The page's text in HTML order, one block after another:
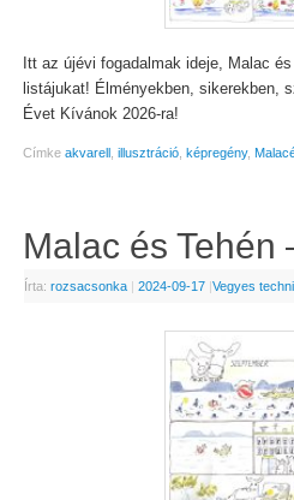
Itt az újévi fogadalmak ideje, Malac
listájukat! Élményekben, sikerekben,
Évet Kívánok 2026-ra!
Címke akvarell , illusztráció, képregény,
Malac és Tehén
Írta: rozsacsonka 2024-09-17 Vegyes